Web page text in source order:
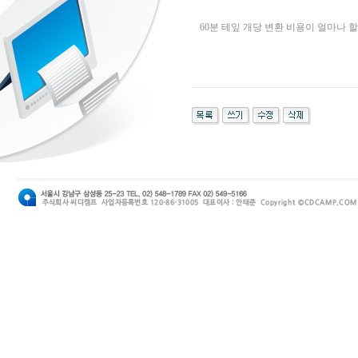
60분 테잎 개당 변환 비용이 얼마나